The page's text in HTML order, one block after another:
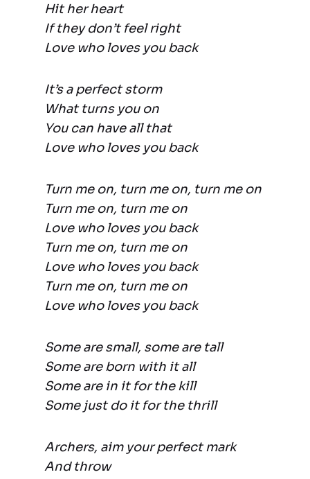
Hit her heart
If they don’t feel right
Love who loves you back
It’s a perfect storm
What turns you on
You can have all that
Love who loves you back
Turn me on, turn me on, turn me on
Turn me on, turn me on
Love who loves you back
Turn me on, turn me on
Love who loves you back
Turn me on, turn me on
Love who loves you back
Some are small, some are tall
Some are born with it all
Some are in it for the kill
Some just do it for the thrill
Archers, aim your perfect mark
And throw